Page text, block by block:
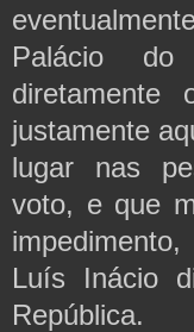
Palácio do
diretamente
justamente
lugar nas
voto, e que
impedimento,
Luís Inácio
República.